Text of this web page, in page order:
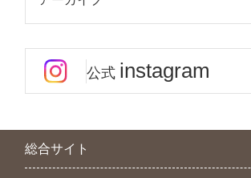
公式 instagram
総合サイト